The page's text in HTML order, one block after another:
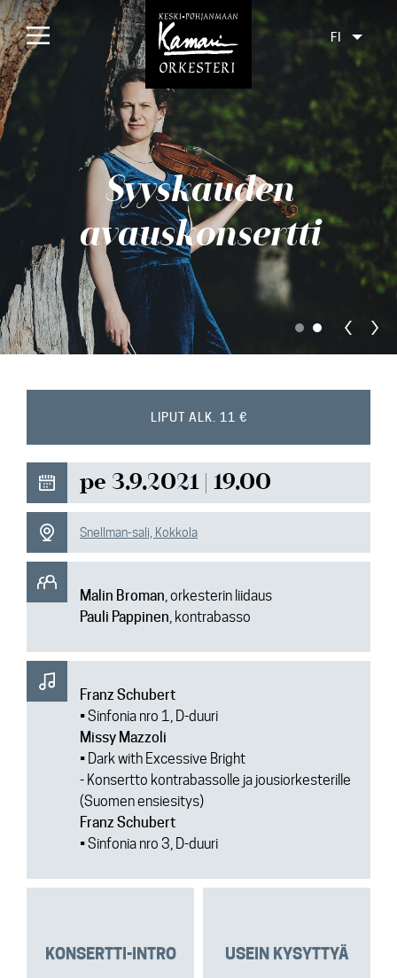
Konsertit
Liput
Yleisölle
Orkesteri
Yhteys
FI
Syyskauden
avauskonsertti
LIPUT ALK. 11 €
pe 3.9.2021 | 19.00
Snellman-sali, Kokkola
Malin Broman, orkesterin liidaus
Pauli Pappinen, kontrabasso
Franz Schubert
• Sinfonia nro 1, D-duuri
Missy Mazzoli
• Dark with Excessive Bright
- Konsertto kontrabassolle ja jousiorkesterille
(Suomen ensiesitys)
Franz Schubert
• Sinfonia nro 3, D-duuri
KONSERTTI-INTRO USEIN KYSYTTYÄ